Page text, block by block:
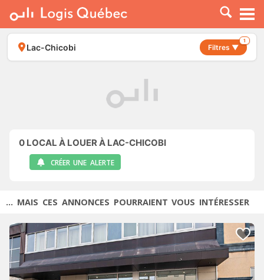
À LOUER
À VENDRE
PLACER UNE ANNONCE
Lac-Chicobi Filtres ▼
1
0 LOCAL À LOUER À LAC-CHICOBI
CRÉER UNE ALERTE
... MAIS CES ANNONCES POURRAIENT VOUS INTÉRESSER